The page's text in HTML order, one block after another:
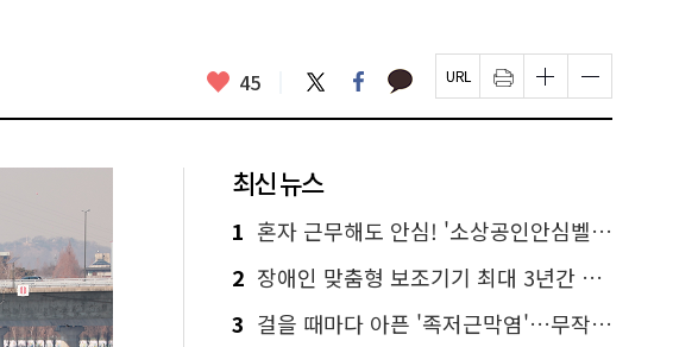
좋
요
45 트
위
터
페
이
스
카
카 페
이
지
인
쇄
하
글
자
크
하
기
글
자
크
하
기
최신 뉴스
1 혼자 근무해도 안심! '소상공인안심벨' 신청하세요
2 장애인 맞춤형 보조기기 최대 3년간 무상 대여…삶의 질 높인다
3 걸을 때마다 아픈 '족저근막염'…무작정 참지 말고 '이것' 해보세요!